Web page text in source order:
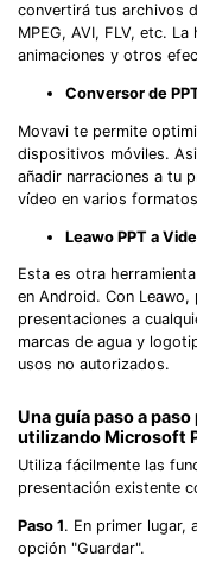
convertirá tus archivos
MPEG, AVI, FLV, etc.
animaciones y otros
Conversor de
Movavi te permite
dispositivos móviles.
añadir narraciones a tu
vídeo en varios
Leawo PPT a
Esta es otra
en Android. Con
presentaciones a
marcas de agua y
usos no autorizados.
Una guía paso a
utilizando Microsoft
Utiliza fácilmente las
presentación existente
Paso 1. En primer lugar,
opción "Guardar".